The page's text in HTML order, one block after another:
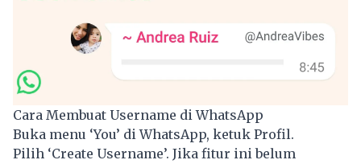
Cara Membuat Username di WhatsApp
Buka menu ‘You’ di WhatsApp, ketuk Profil.
Pilih ‘Create Username’. Jika fitur ini belum